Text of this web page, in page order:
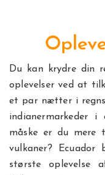
Du kan krydre din
oplevelser ved at
et par nætter i
indianermarkeder
måske er du mere
vulkaner?
største oplevelse